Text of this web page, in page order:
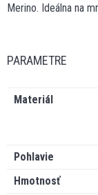
Merino. Ideálna na
PARAMETRE
Materiál
Pohlavie
Hmotnosť